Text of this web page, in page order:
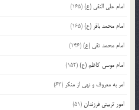
امام علی النقی (ع)(165)
امام محمد باقر (ع)(165)
امام محمد تقی (ع)(146)
امام موسی کاظم (ع)(152)
امر به معروف و نهی از منکر (63)
امور تربیتی فرزندان(51)